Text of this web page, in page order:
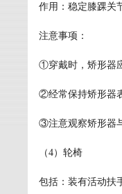
作用：稳定膝踝关
注意事项：
①穿戴时，矫形器
②经常保持矫形器
③注意观察矫形器
（4）轮椅
包括：装有活动扶